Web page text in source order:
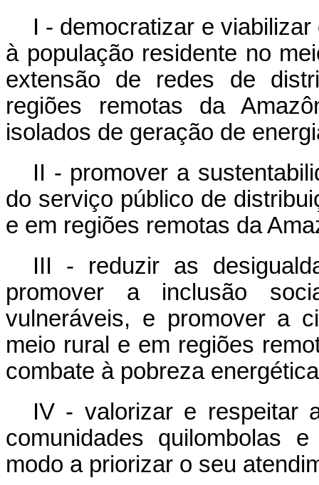
I - democratizar e
à população residente no
extensão de redes de
regiões remotas da
isolados de geração de
II - promover a
do serviço público de
e em regiões remotas da
III - reduzir as
promover a inclusão
vulneráveis, e promover a
meio rural e em regiões
combate à pobreza
IV - valorizar e respeitar
comunidades quilombolas
modo a priorizar o seu